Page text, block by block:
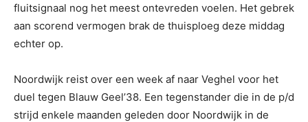
fluitsignaal nog het meest ontevreden voelen. Het gebrek
aan scorend vermogen brak de thuisploeg deze middag
echter op.
Noordwijk reist over een week af naar Veghel voor het
duel tegen Blauw Geel’38. Een tegenstander die in de p/d
strijd enkele maanden geleden door Noordwijk in de